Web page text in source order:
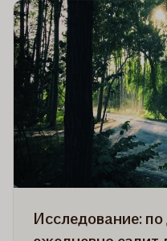
есть
карта
стоит
иметь
ввиду,
покупая
Исследование: